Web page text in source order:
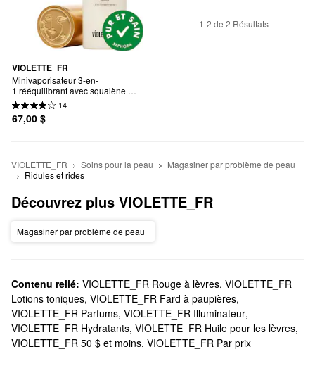
VIOLETTE_FR
Minivaporisateur 3-en-
1 rééquilibrant avec squalène
BOUM-BOUM MILK
14
67,00 $
1-2 de 2 Résultats
VIOLETTE_FR Soins pour la peau
Magasiner par problème de peau
Ridules et rides
Découvrez plus VIOLETTE_FR
Magasiner par problème de peau
Contenu relié: VIOLETTE_FR Rouge à lèvres, VIOLETTE_FR
Lotions toniques, VIOLETTE_FR Fard à paupières,
VIOLETTE_FR Parfums, VIOLETTE_FR Illuminateur,
VIOLETTE_FR Hydratants, VIOLETTE_FR Huile pour les lèvres,
VIOLETTE_FR 50 $ et moins, VIOLETTE_FR Par prix